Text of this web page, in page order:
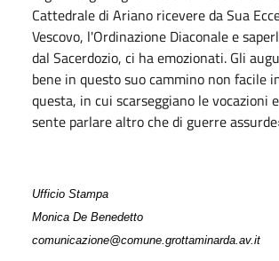
Cattedrale di Ariano ricevere da Sua
Vescovo, l'Ordinazione Diaconale e
dal Sacerdozio, ci ha emozionati. Gli
bene in questo suo cammino non facile
questa, in cui scarseggiano le vocazioni
sente parlare altro che di guerre
Ufficio Stampa
Monica De Benedetto
comunicazione@comune.grottaminarda.av.it